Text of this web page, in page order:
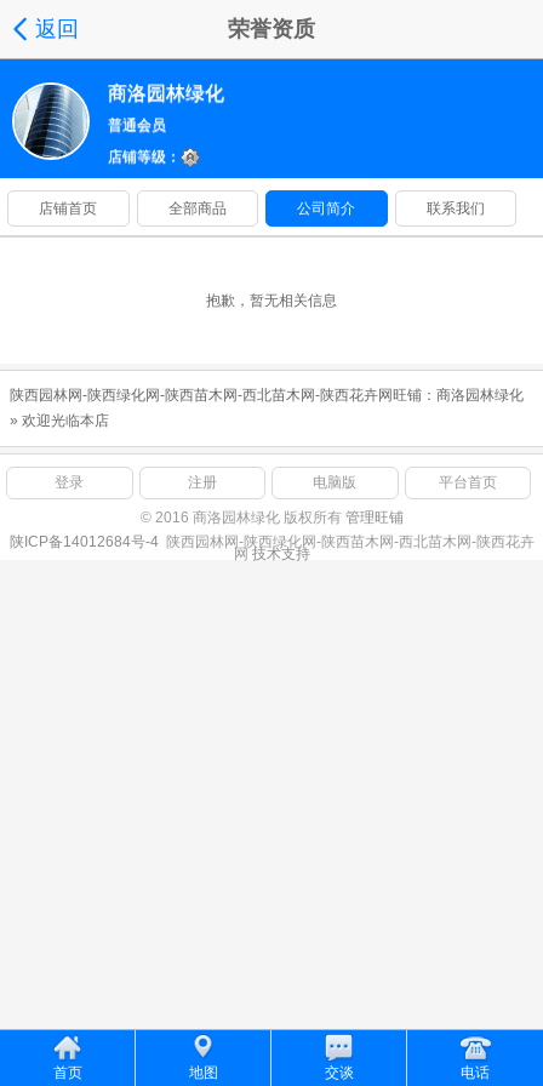
返回 荣誉资质
商洛园林绿化
普通会员
店铺等级：
店铺首页 全部商品 公司简介 联系我们
抱歉，暂无相关信息
陕西园林网-陕西绿化网-陕西苗木网-西北苗木网-陕西花卉网旺铺： 商洛园林绿化
» 欢迎光临本店
登录 注册 电脑版 平台首页
© 2016 商洛园林绿化 版权所有 管理旺铺
陕ICP备14012684号-4 陕西园林网-陕西绿化网-陕西苗木网-西北苗木网-陕西花卉
网 技术支持
首页 地图 交谈 电话